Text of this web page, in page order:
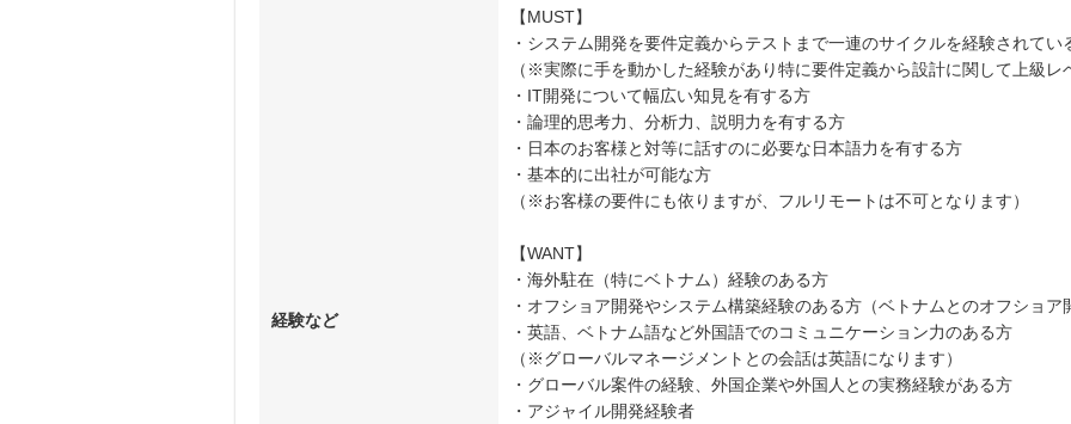
経験など
【MUST】
・システム開発を要件定義からテストまで一連のサイクルを経験されてい
（※実際に手を動かした経験があり特に要件定義から設計に関して上級レ
・IT開発について幅広い知見を有する方
・論理的思考力、分析力、説明力を有する方
・日本のお客様と対等に話すのに必要な日本語力を有する方
・基本的に出社が可能な方
（※お客様の要件にも依りますが、フルリモートは不可となります）
【WANT】
・海外駐在（特にベトナム）経験のある方
・オフショア開発やシステム構築経験のある方（ベトナムとのオフショ
・英語、ベトナム語など外国語でのコミュニケーション力のある方
（※グローバルマネージメントとの会話は英語になります）
・グローバル案件の経験、外国企業や外国人との実務経験がある方
・アジャイル開発経験者